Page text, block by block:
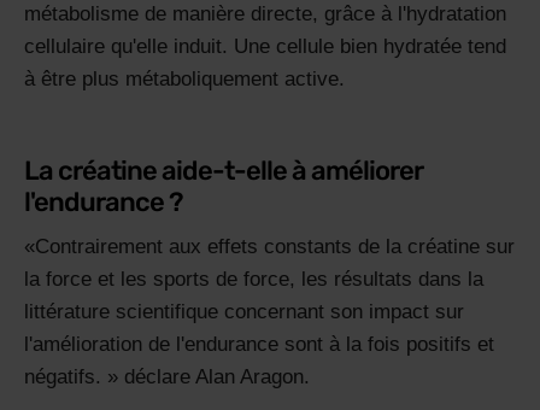
métabolisme de manière directe, grâce à l'hydratation
cellulaire qu'elle induit. Une cellule bien hydratée tend
à être plus métaboliquement active.
La créatine aide-t-elle à améliorer
l'endurance ?
Contrairement aux effets constants de la créatine sur
la force et les sports de force, les résultats dans la
littérature scientifique concernant son impact sur
l'amélioration de l'endurance sont à la fois positifs et
négatifs.
déclare Alan Aragon.